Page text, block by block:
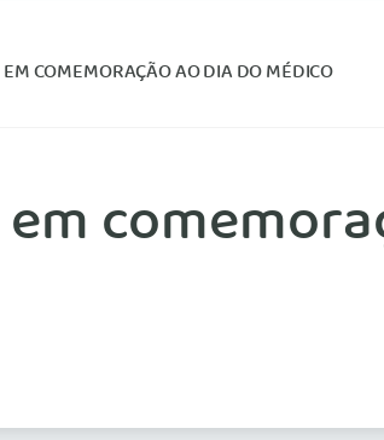
COMEMORAÇÃO AO DIA DO MÉDICO